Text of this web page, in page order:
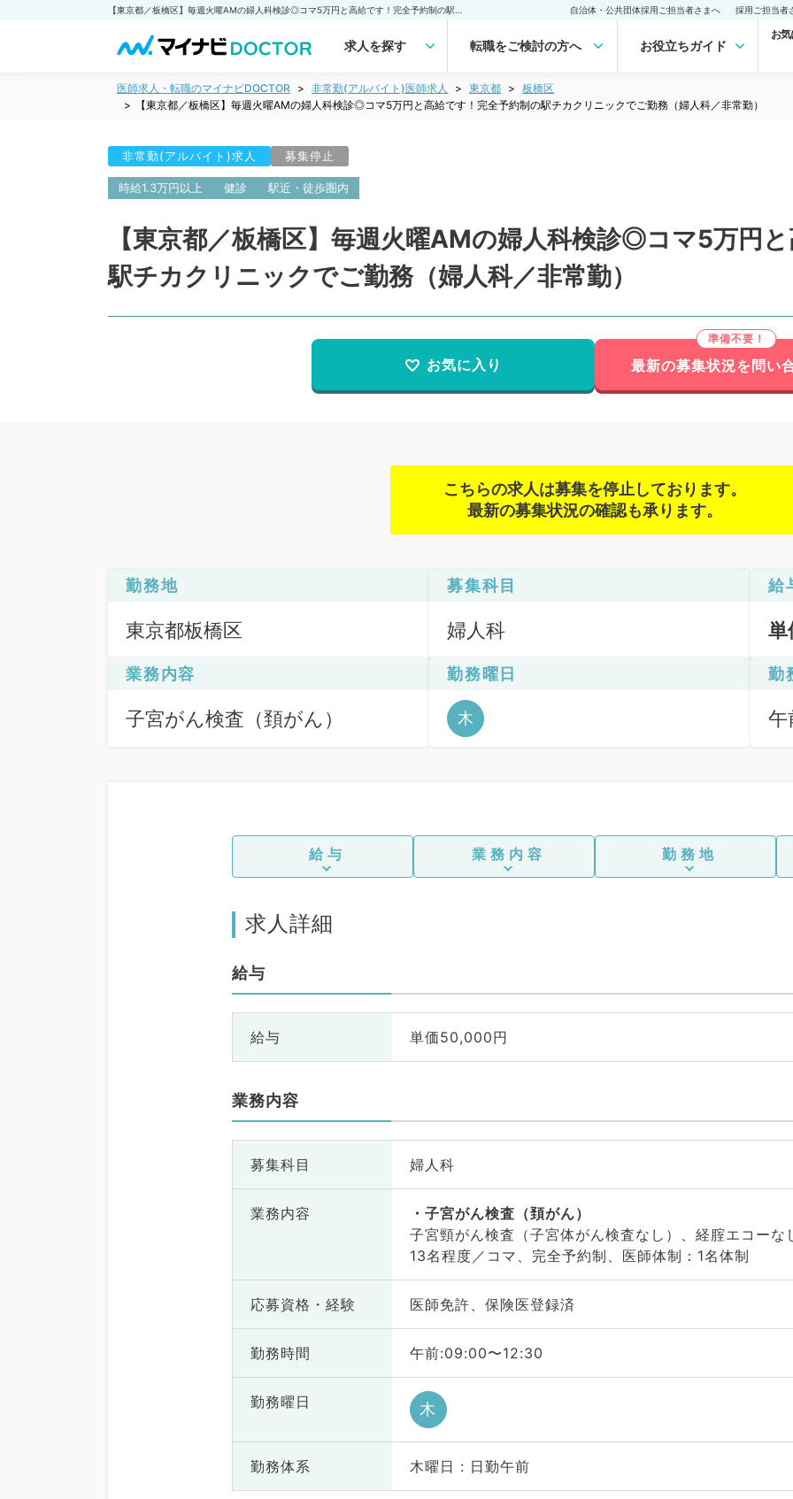
自治体・公共団体採用ご担当者さまへ 採用ご担当者
求人を探す 転職をご検討の方へ お役立ちガイド
お
医師求人・転職のマイナビDOCTOR 非常勤(アルバイト)医師求人 東京都
板橋区
【東京都／板橋区】毎週火曜AMの婦人科検診◎コマ5万円と高給です！完全予約制の駅チカクリニックでご勤務（婦人科／非常勤）
非常勤(アルバイト)求人 募集停止
時給1.3万円以上 健診 駅近・徒歩圏内
【東京都／板橋区】毎週火曜AMの婦人科検診◎コマ5万円
駅チカクリニックでご勤務（婦人科／非常勤）
お気に入り 最新の募集状況を問い
こちらの求人は募集を停止しております。
最新の募集状況の確認も承ります。
勤務地
東京都板橋区
募集科目
婦人科
給
業務内容
子宮がん検査（頚がん）
勤務曜日
木
勤
午
給与 業務内容 勤務地
求人詳細
給与
給与 単価50,000円
業務内容
募集科目 婦人科
業務内容
子宮がん検査（頚がん）
子宮頸がん検査（子宮体がん検査なし）、経腟エコーな
13名程度／コマ、完全予約制、医師体制：1名体制
応募資格・ 経験 医師免許、保険医登録済
勤務時間 午前:09:00〜12:30
勤務曜日 木
勤務体系 木曜日 : 日勤午前